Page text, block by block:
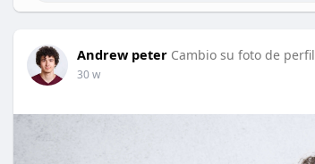
Andrew peter Cambio su foto de perfil
30 w